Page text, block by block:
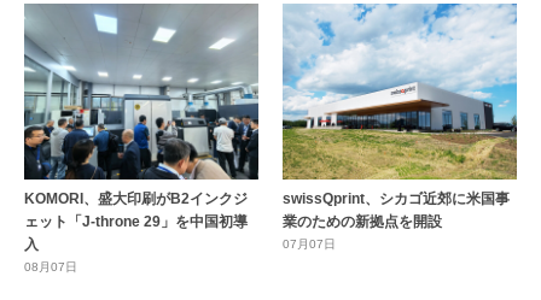
KOMORI、盛大印刷がB2インクジ
ェット「J-throne 29」を中国初導
入
08月07日
swissQprint、シカゴ近郊に⽶国事
業のための新拠点を開設
07月07日